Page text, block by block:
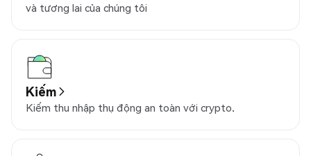
và tương lai của chúng tôi
Kiếm
Kiếm thu nhập thụ động an toàn với crypto.